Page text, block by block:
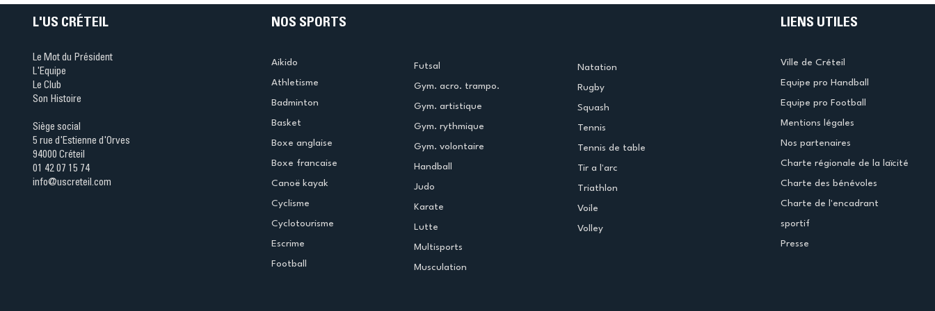
L'US CRÉTEIL
Le Mot du Président
L'Equipe
Le Club
Son Histoire
Siège social
5 rue d'Estienne d'Orves
94000 Créteil
01 42 07 15 74
info@uscreteil.com
NOS SPORTS
Aikido
Athletisme
Badminton
Basket
Boxe anglaise
Boxe francaise
Canoë kayak
Cyclisme
Cyclotourisme
Escrime
Football
Futsal
Gym. acro. trampo.
Gym. artistique
Gym. rythmique
Gym. volontaire
Handball
Judo
Karate
Lutte
Multisports
Musculation
Natation
Rugby
Squash
Tennis
Tennis de table
Tir a l'arc
Triathlon
Voile
Volley
LIENS UTILES
Ville de Créteil
Equipe pro Handball
Equipe pro Football
Mentions légales
Nos partenaires
Charte régionale de la laïcité
Charte des bénévoles
Charte de l'encadrant
sportif
Presse